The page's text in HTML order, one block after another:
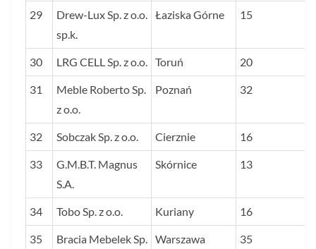
29
Drew-Lux Sp. z o.o.
sp.k.
Łaziska Górne 15
30 LRG CELL Sp. z o.o. Toruń 20
31
Meble Roberto Sp.
z o.o.
Poznań 32
32 Sobczak Sp. z o.o. Cierznie 16
33
G.M.B.T. Magnus
S.A.
Skórnice 13
34 Tobo Sp. z o.o. Kuriany 16
35
Bracia Mebelek Sp. Warszawa 35